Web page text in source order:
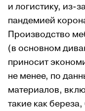
и логистику, из-
пандемией
Производство
(в основном
приносит
не менее, по
материалов,
такие как